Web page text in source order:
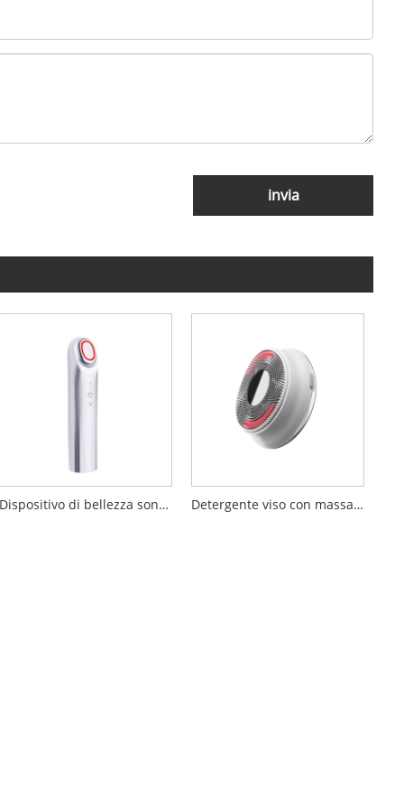
invia
Dispositivo di bellezza sonico booster da 17 MHz Detergente viso con massaggio a vibrazione ultrasonica a LED